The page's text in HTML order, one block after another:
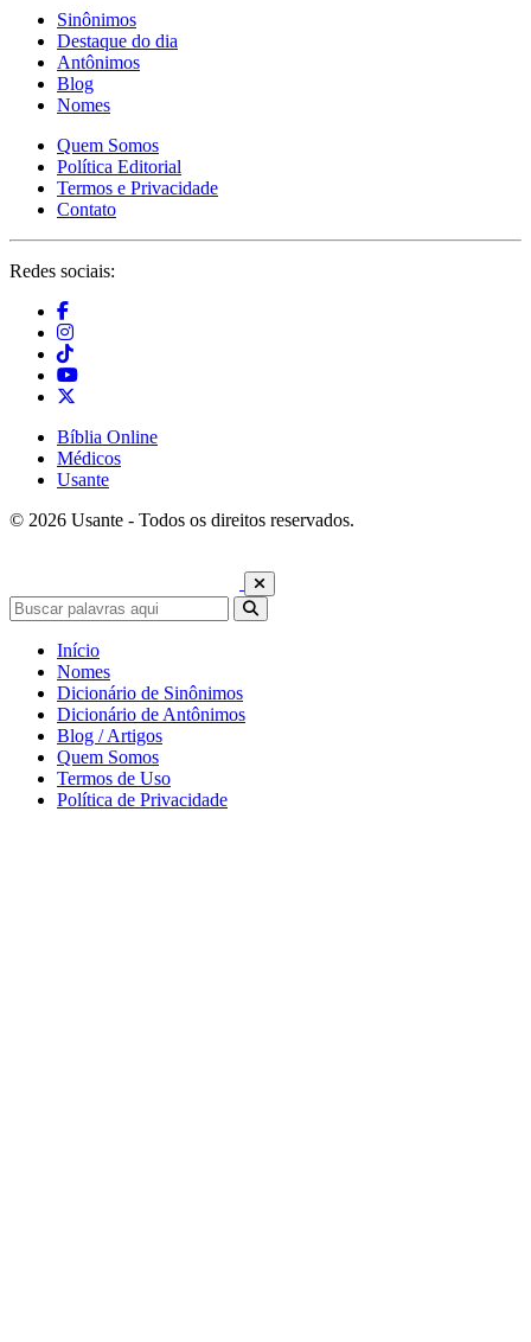
Sinônimos
Destaque do dia
Antônimos
Blog
Nomes
Quem Somos
Política Editorial
Termos e Privacidade
Contato
Redes sociais:
Bíblia Online
Médicos
Usante
© 2026 Usante - Todos os direitos reservados.
Início
Nomes
Dicionário de Sinônimos
Dicionário de Antônimos
Blog / Artigos
Quem Somos
Termos de Uso
Política de Privacidade